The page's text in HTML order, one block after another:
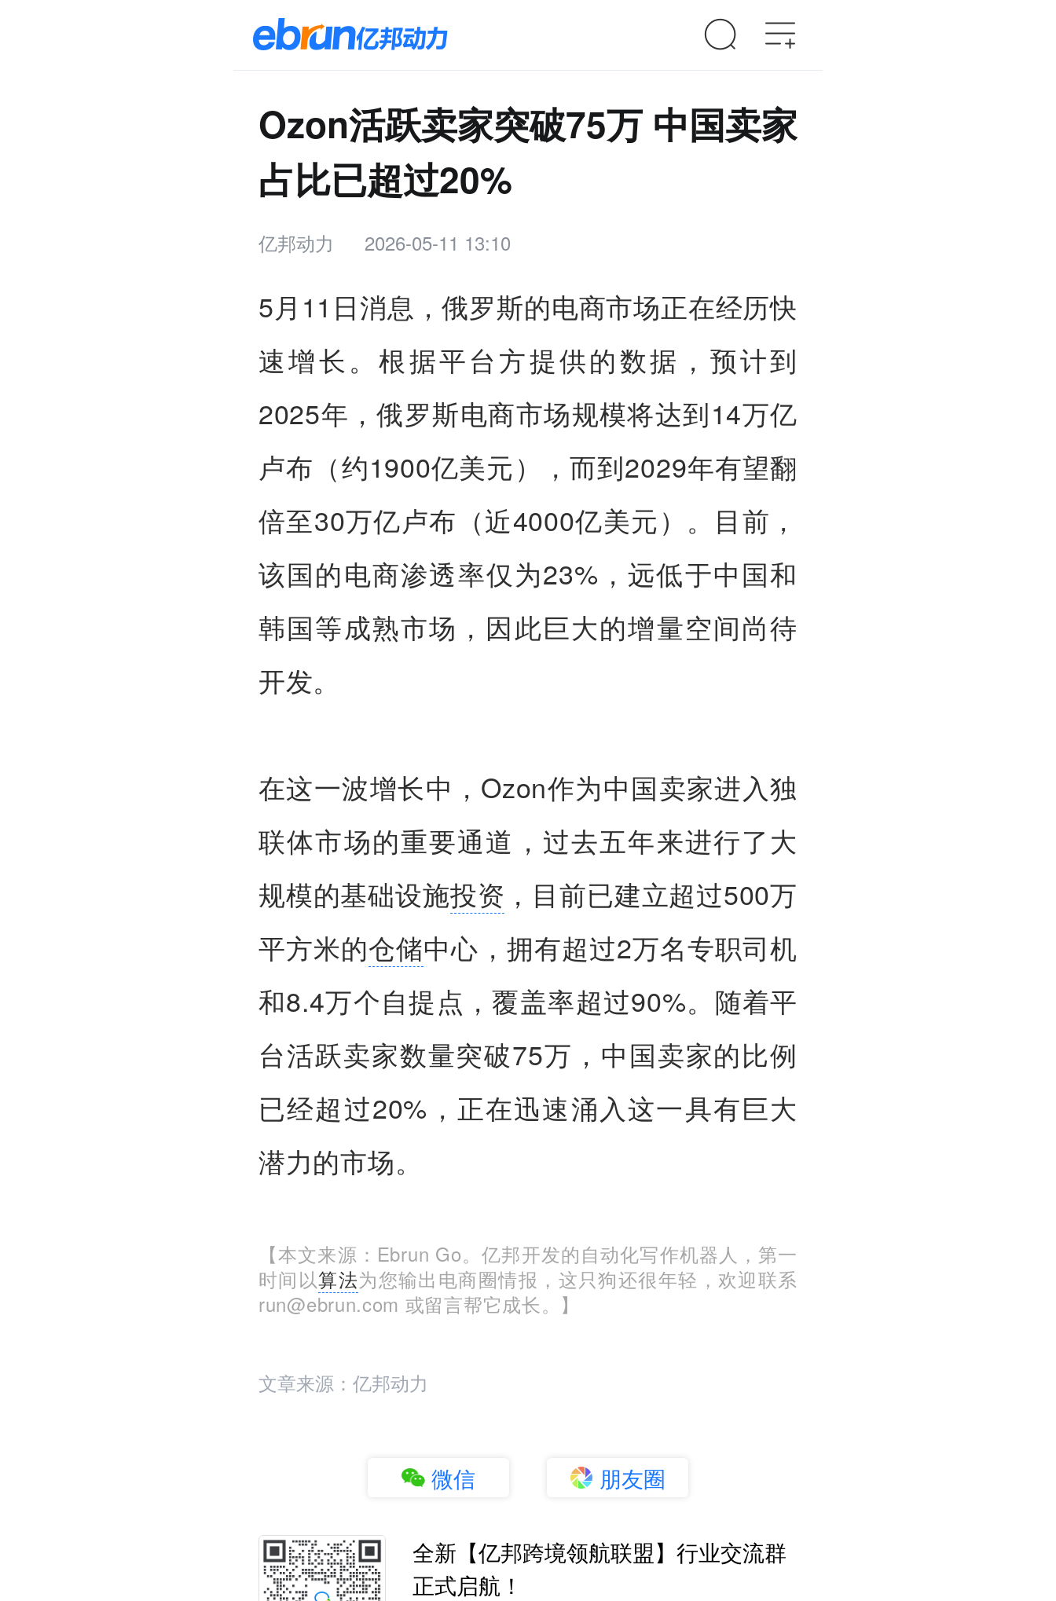
Ozon活跃卖家突破75万 中国卖家
占比已超过20%
亿邦动力 2026-05-11 13:10
5月11日消息，俄罗斯的电商市场正在经历快
速增长。根据平台方提供的数据，预计到
2025年，俄罗斯电商市场规模将达到14万亿
卢布（约1900亿美元），而到2029年有望翻
倍至30万亿卢布（近4000亿美元）。目前，
该国的电商渗透率仅为23%，远低于中国和
韩国等成熟市场，因此巨大的增量空间尚待
开发。
在这一波增长中，Ozon作为中国卖家进入独
联体市场的重要通道，过去五年来进行了大
规模的基础设施投资 ，目前已建立超过500万
平方米的仓储中心，拥有超过2万名专职司机
和8.4万个自提点，覆盖率超过90%。随着平
台活跃卖家数量突破75万，中国卖家的比例
已经超过20%，正在迅速涌入这一具有巨大
潜力的市场。
【本文来源：Ebrun Go。亿邦开发的自动化写作机器人，第一
时间以算法为您输出电商圈情报，这只狗还很年轻，欢迎联系
run@ebrun.com 或留言帮它成长。】
文章来源：亿邦动力
微信 朋友圈
全新【亿邦跨境领航联盟】行业交流群
正式启航！